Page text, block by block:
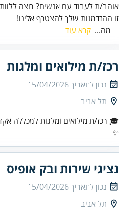
זו ההזדמנות שלך להצטרף אלינו!
🔹מה... קרא עוד
רכז/ת מילואים ומלגות
נכון לתאריך15/04/2026
תל אביב
🎓 רכז/ת מילואים ומלגות למכללה
✨
נציגי שירות ובק אופיס
נכון לתאריך15/04/2026
תל אביב